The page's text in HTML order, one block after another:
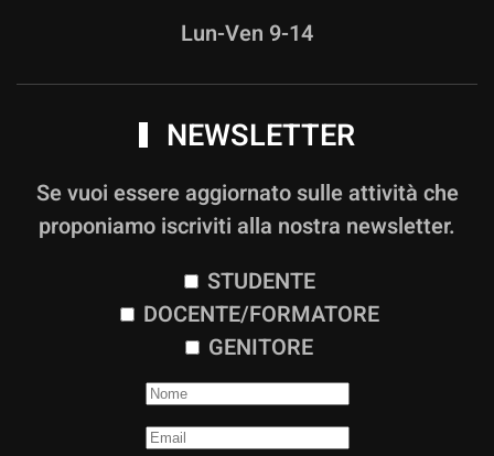
Lun-Ven 9-14
NEWSLETTER
Se vuoi essere aggiornato sulle attività che
proponiamo iscriviti alla nostra newsletter.
STUDENTE
DOCENTE/FORMATORE
GENITORE